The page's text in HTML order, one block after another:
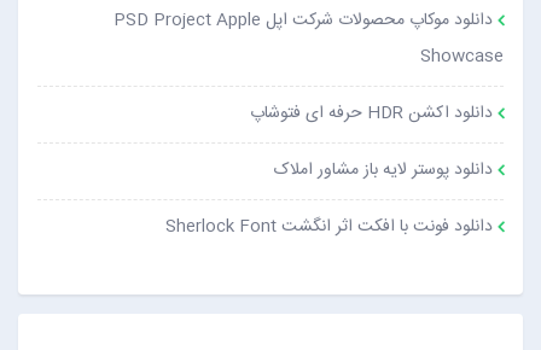
دانلود موکاپ محصولات شرکت اپل PSD Project Apple
Showcase
دانلود اکشن HDR حرفه ای فتوشاپ
دانلود پوستر لایه باز مشاور املاک
دانلود فونت با افکت اثر انگشت Sherlock Font